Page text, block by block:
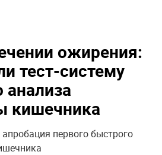
ожирения:
тест-систему
анализа
кишечника
первого быстрого